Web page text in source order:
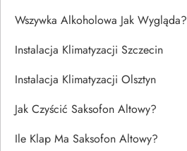
Wszywka Alkoholowa Jak Wygląda?
Instalacja Klimatyzacji Szczecin
Instalacja Klimatyzacji Olsztyn
Jak Czyścić Saksofon Altowy?
Ile Klap Ma Saksofon Altowy?